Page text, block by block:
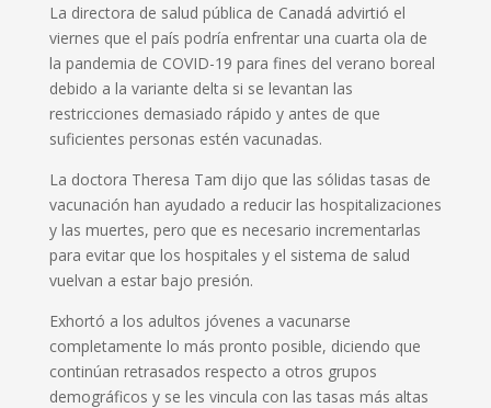
La directora de salud pública de Canadá advirtió el
viernes que el país podría enfrentar una cuarta ola de
la pandemia de COVID-19 para fines del verano boreal
debido a la variante delta si se levantan las
restricciones demasiado rápido y antes de que
suficientes personas estén vacunadas.
La doctora Theresa Tam dijo que las sólidas tasas de
vacunación han ayudado a reducir las hospitalizaciones
y las muertes, pero que es necesario incrementarlas
para evitar que los hospitales y el sistema de salud
vuelvan a estar bajo presión.
Exhortó a los adultos jóvenes a vacunarse
completamente lo más pronto posible, diciendo que
continúan retrasados respecto a otros grupos
demográficos y se les vincula con las tasas más altas